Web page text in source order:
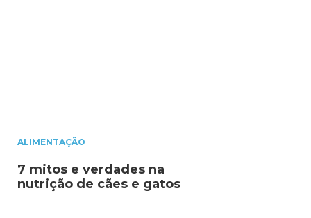
ALIMENTAÇÃO
7 mitos e verdades na
nutrição de cães e gatos